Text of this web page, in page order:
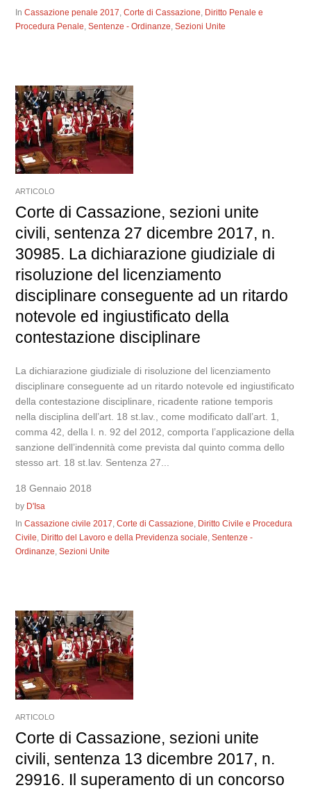
InCassazione penale 2017 ,Corte di Cassazione Diritto Penale e
Procedura Penale ,Sentenze - Ordinanze ,Sezioni Unite
ARTICOLO
Corte di Cassazione, sezioni unite
civili, sentenza 27 dicembre 2017, n.
30985. La dichiarazione giudiziale di
risoluzione del licenziamento
disciplinare conseguente ad un ritardo
notevole ed ingiustificato della
contestazione disciplinare
La dichiarazione giudiziale di risoluzione del licenziamento
disciplinare conseguente ad un ritardo notevole ed ingiustificato
della contestazione disciplinare, ricadente ratione temporis
nella disciplina dell’art. 18 st.lav., come modificato dall’art. 1,
comma 42, della l. n. 92 del 2012, comporta l’applicazione della
sanzione dell’indennità come prevista dal quinto comma dello
stesso art. 18 st.lav. Sentenza 27...
18 Gennaio 2018
by D'Isa
InCassazione civile 2017,Corte di Cassazione, Diritto Civile e Procedura
Civile, Diritto del Lavoro e della Previdenza sociale,Sentenze -
Ordinanze,Sezioni Unite
ARTICOLO
Corte di Cassazione, sezioni unite
civili, sentenza 13 dicembre 2017, n.
29916. Il superamento di un concorso